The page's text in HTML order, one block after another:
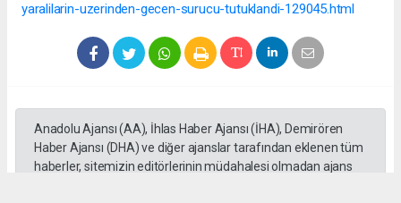
yaralilarin-uzerinden-gecen-surucu-tutuklandi-129045.html
Anadolu Ajansı (AA), İhlas Haber Ajansı (İHA), Demirören
Haber Ajansı (DHA) ve diğer ajanslar tarafından eklenen tüm
haberler, sitemizin editörlerinin müdahalesi olmadan ajans